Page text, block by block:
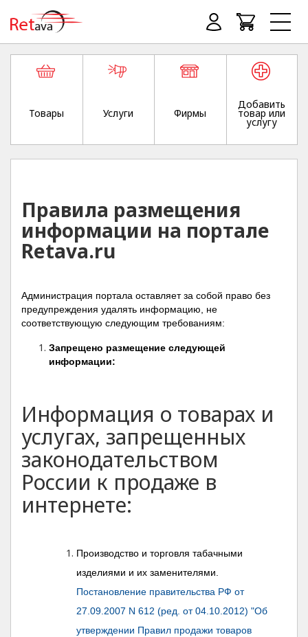
Товары Услуги Фирмы
Добавить
товар или
услугу
Правила размещения
информации на портале
Retava.ru
Администрация портала оставляет за собой право без
предупреждения удалять информацию, не
соответствующую следующим требованиям:
Запрещено размещение следующей
информации:
Информация о товарах и
услугах, запрещенных
законодательством
России к продаже в
интернете:
Производство и торговля табачными
изделиями и их заменителями.
Постановление правительства РФ от
27.09.2007 N 612 (ред. от 04.10.2012) "Об
утверждении Правил продажи товаров